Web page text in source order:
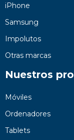
iPhone
Samsung
Impolutos
Otras marcas
Nuestros
Móviles
Ordenadores
Tablets